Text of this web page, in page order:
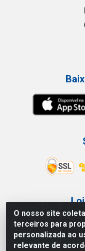
O nosso site
terceiros para
personalizada ao
relevante de
Av Vautier,